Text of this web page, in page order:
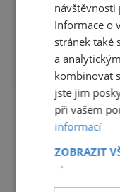
Jihočeský kraj
Středočeský
návštěvnosti
Informace o
stránek také
a
kombinovat
jste jim
při vašem
informací
ZOBRAZIT
→